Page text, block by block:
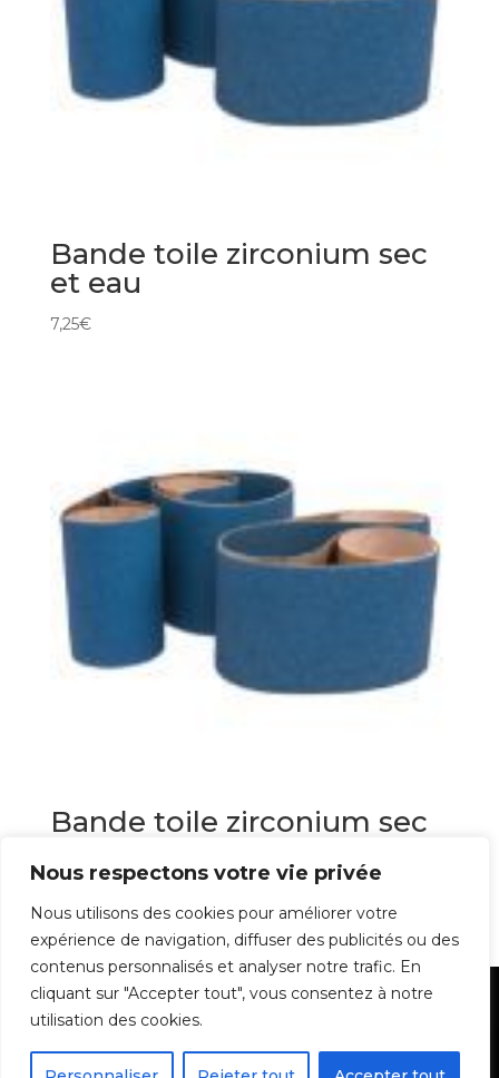
Nous respectons votre vie privée
Nous utilisons des cookies pour améliorer votre
expérience de navigation, diffuser des publicités ou des
contenus personnalisés et analyser notre trafic. En
cliquant sur "Accepter tout", vous consentez à notre
utilisation des cookies.
Bande toile zirconium sec
et eau
7,25€
Bande toile zirconium sec
Mentions Légales